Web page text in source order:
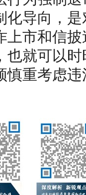
化导向，
上市和信
也就可以
慎重考虑